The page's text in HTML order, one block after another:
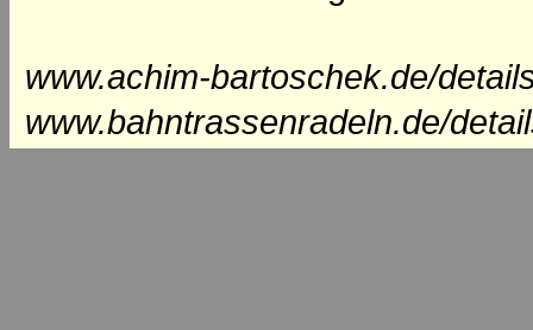
www.achim-bartoschek.de/
www.bahntrassenradeln.de/